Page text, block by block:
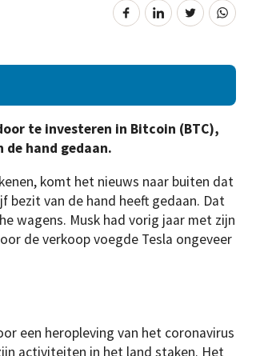
te investeren in Bitcoin (BTC),
de hand gedaan.
komt het nieuws naar buiten dat
bezit van de hand heeft gedaan. Dat
wagens. Musk had vorig jaar met zijn
de verkoop voegde Tesla ongeveer
een heropleving van het coronavirus
activiteiten in het land staken. Het